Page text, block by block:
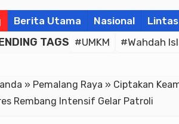
Berita Utama Nasional
TAGS #UMKM #Wahdah
» Pemalang Raya » Ciptakan
Rembang Intensif Gelar Patroli